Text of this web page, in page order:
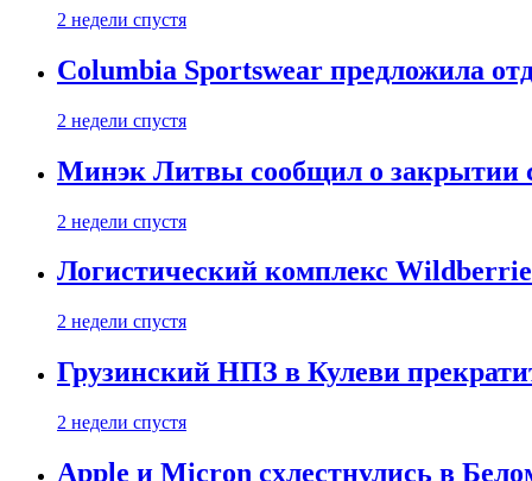
2 недели спустя
Columbia Sportswear предложила
2 недели спустя
Минэк Литвы сообщил о закрытии
2 недели спустя
Логистический комплекс
2 недели спустя
Грузинский НПЗ в Кулеви
2 недели спустя
Apple и Micron схлестнулись в